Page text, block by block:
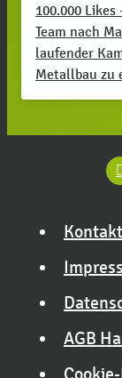
100.000
Team nach
laufender
Metallbau zu
Kontakt
AGB